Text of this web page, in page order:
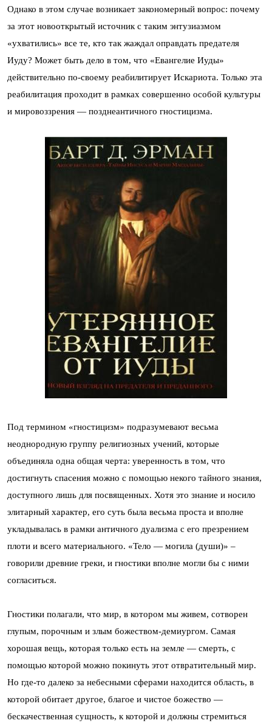
Однако в этом случае возникает закономерный вопрос: почему
за этот новооткрытый источник с таким энтузиазмом
«ухватились» все те, кто так жаждал оправдать предателя
Иуду? Может быть дело в том, что «Евангелие Иуды»
действительно по-своему реабилитирует Искариота. Только эта
реабилитация проходит в рамках совершенно особой культуры
и мировоззрения — позднеантичного гностицизма.
Под термином «гностицизм» подразумевают весьма
неоднородную группу религиозных учений, которые
объединяла одна общая черта: уверенность в том, что
достигнуть спасения можно с помощью некого тайного знания,
доступного лишь для посвященных. Хотя это знание и носило
элитарный характер, его суть была весьма проста и вполне
укладывалась в рамки античного дуализма с его презрением
плоти и всего материального. «Тело — могила (души)» –
говорили древние греки, и гностики вполне могли бы с ними
согласиться.
Гностики полагали, что мир, в котором мы живем, сотворен
глупым, порочным и злым божеством-демиургом. Самая
хорошая вещь, которая только есть на земле — смерть, с
помощью которой можно покинуть этот отвратительный мир.
Но где-то далеко за небесными сферами находится область, в
которой обитает другое, благое и чистое божество —
бескачественная сущность, к которой и должны стремиться